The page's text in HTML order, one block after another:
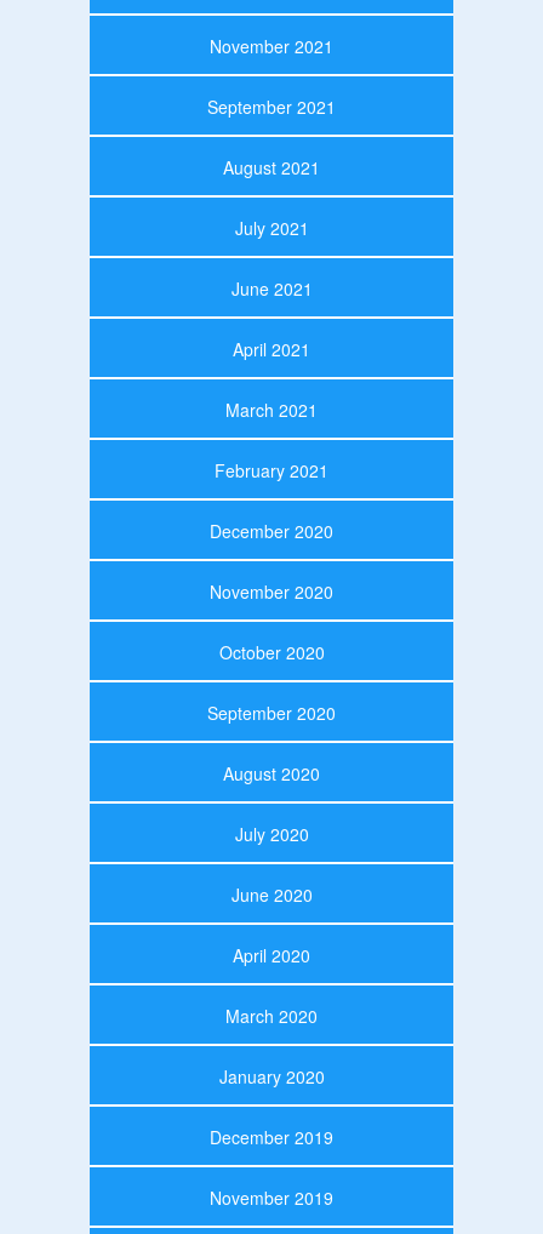
November 2021
September 2021
August 2021
July 2021
June 2021
April 2021
March 2021
February 2021
December 2020
November 2020
October 2020
September 2020
August 2020
July 2020
June 2020
April 2020
March 2020
January 2020
December 2019
November 2019